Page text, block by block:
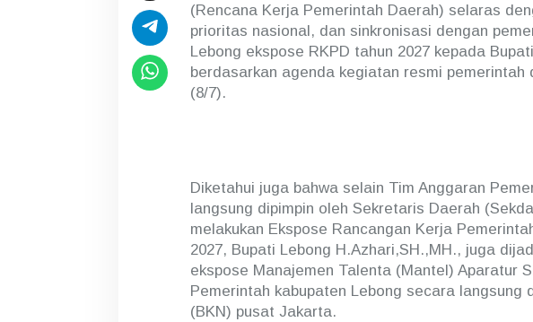
o
s
e
R
K
n
g
T
h
u
n
2
(Rencana Kerja Pemerintah Daerah) selaras
prioritas nasional, dan sinkronisasi dengan
Lebong ekspose RKPD tahun 2027 kepada
berdasarkan agenda kegiatan resmi pemerintah
(8/7).
Diketahui juga bahwa selain Tim Anggaran
langsung dipimpin oleh Sekretaris Daerah
melakukan Ekspose Rancangan Kerja
2027, Bupati Lebong H.Azhari,SH.,MH., juga
ekspose Manajemen Talenta (Mantel) Aparatur
Pemerintah kabupaten Lebong secara langsung
(BKN) pusat Jakarta.